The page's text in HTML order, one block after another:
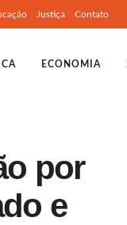
Justiça Contato
ECONOMIA
por
e